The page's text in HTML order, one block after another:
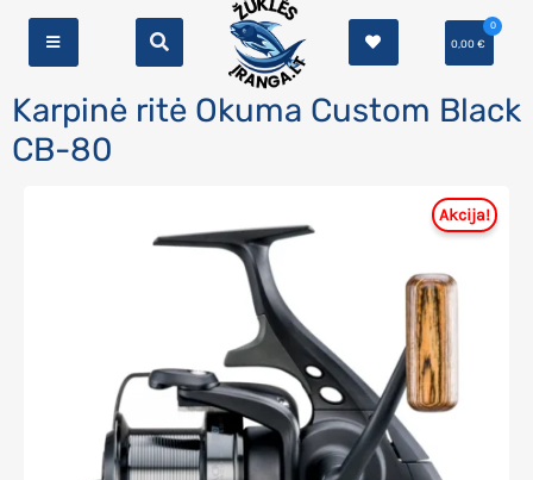
0,00€
0
Karpinė ritė Okuma Custom Black
CB-80